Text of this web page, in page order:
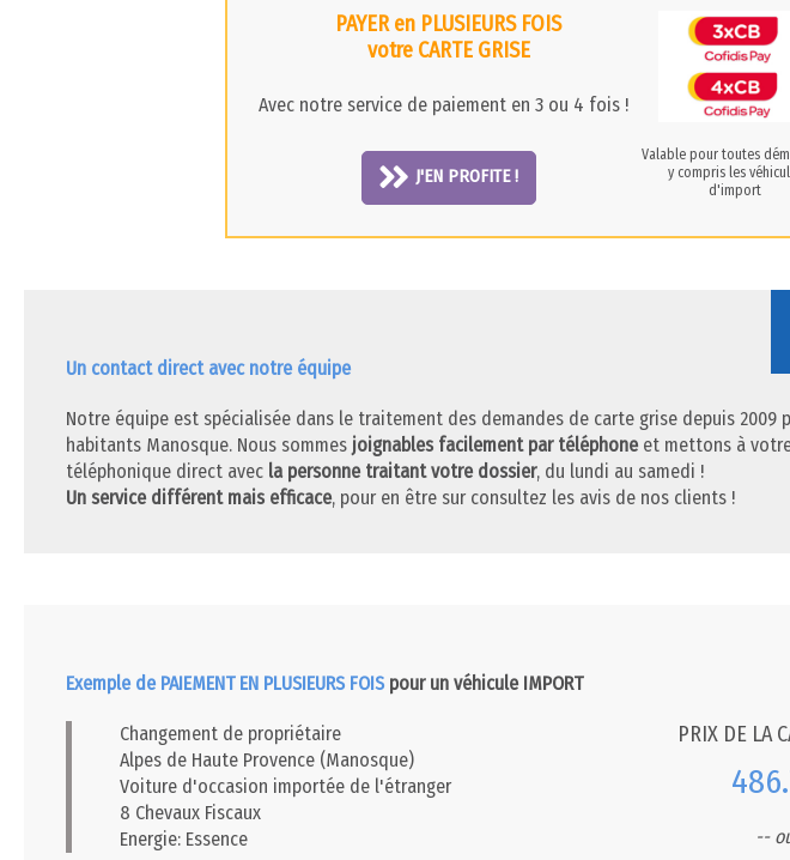
PAYER en PLUSIEURS FOIS
votre CARTE GRISE
Avec notre service de paiement en 3 ou 4 fois !
J'EN PROFITE !
Valable pour toutes
y compris les
d'import
Un contact direct avec notre équipe
Notre équipe est spécialisée dans le traitement des demandes de carte grise depuis 2009
habitants Manosque. Nous sommes joignables facilement par téléphoneet mettons à
téléphonique direct avec la personne traitant votre dossier, du lundi au samedi !
Un service différent mais efficace, pour en être sur consultez les avis de nos clients !
Exemple de PAIEMENT EN PLUSIEURS FOISpour un véhicule IMPORT
Changement de propriétaire
Alpes de Haute Provence (Manosque)
Voiture d'occasion importée de l'étranger
8 Chevaux Fiscaux
Energie: Essence
PRIX DE LA
--